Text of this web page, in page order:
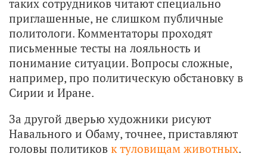
таких сотрудников читают специально
приглашенные, не слишком публичные
политологи. Комментаторы проходят
письменные тесты на лояльность и
понимание ситуации. Вопросы сложные,
например, про политическую обстановку в
Сирии и Иране.
За другой дверью художники рисуют
Навального и Обаму, точнее, приставляют
головы политиков к туловищам животных.